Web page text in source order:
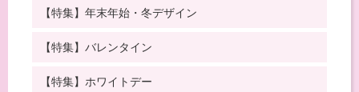
【特集】年末年始・冬デザイン
【特集】バレンタイン
【特集】ホワイトデー